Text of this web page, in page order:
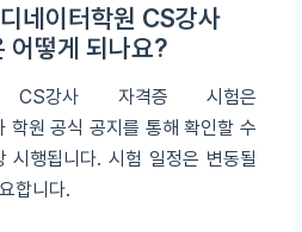
네이터학원 CS강사
어떻게 되나요?
강사 자격증 시험은
학원 공식 공지를 통해 확인할 수
시행됩니다. 시험 일정은 변동될
합니다.